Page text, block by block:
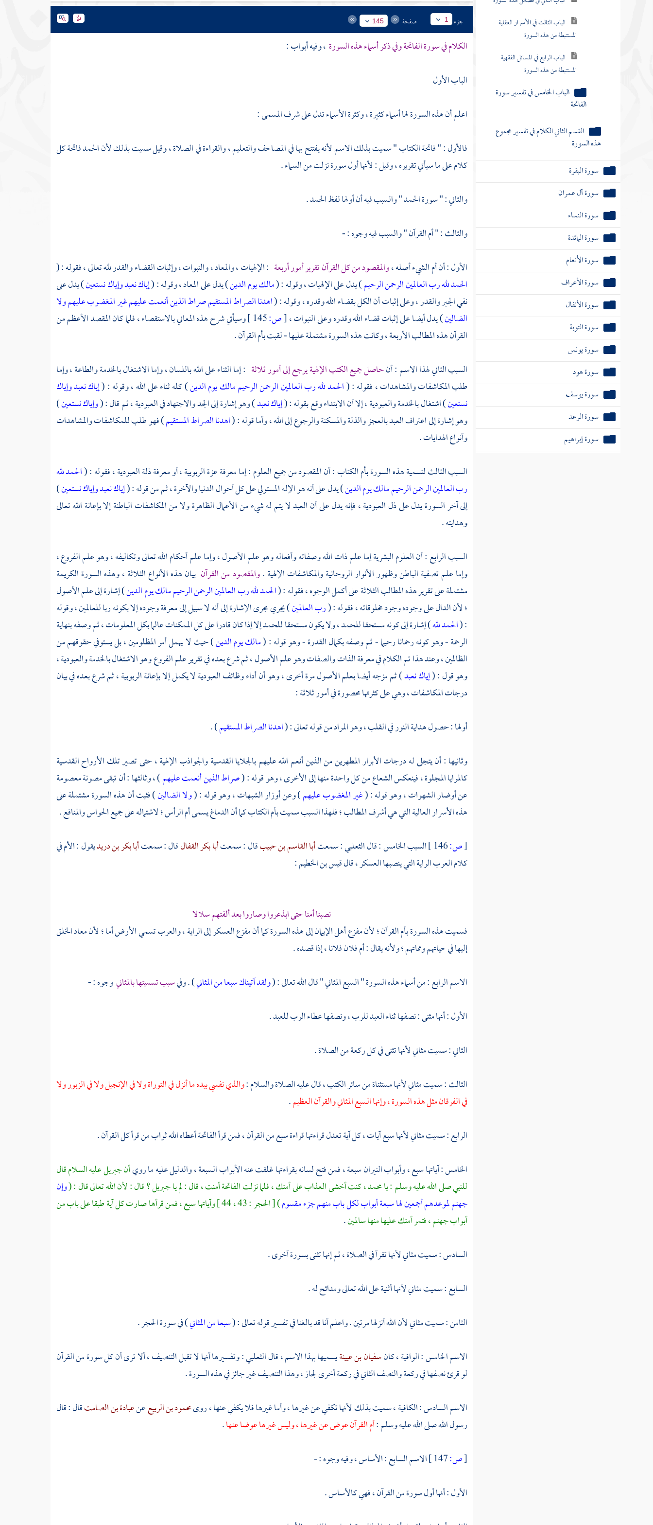
الباب الثالث في الأسرار العقلية
المستنبطة من هذه السورة
الباب الرابع في المسائل الفقهية
المستنبطة من هذه السورة
الباب الخامس في تفسير سورة
الفاتحة
القسم الثاني الكلام في تفسير مجموع
هذه السورة
سورة البقرة
سورة آل عمران
سورة النساء
سورة المائدة
سورة الأنعام
سورة الأعراف
سورة الأنفال
سورة التوبة
سورة يونس
سورة هود
سورة يوسف
سورة الرعد
سورة إبراهيم
جزء 1 صفحة 145
الكلام في سورة الفاتحة وفي ذكر أسماء هذه السورة، وفيه أبواب :
الباب الأول
اعلم أن هذه السورة لها أسماء كثيرة ، وكثرة الأسماء تدل على شرف المسمى :
فالأول : " فاتحة الكتاب " سميت بذلك الاسم لأنه يفتتح بها في المصاحف والتعليم ، والقراءة في الصلاة ، وقيل سميت بذلك لأن الحمد فاتحة كل
كلام على ما سيأتي تقريره ، وقيل : لأنها أول سورة نزلت من السماء .
والثاني : " سورة الحمد " والسبب فيه أن أولها لفظ الحمد .
والثالث : " أم القرآن " والسبب فيه وجوه : -
الأول : أن أم الشيء أصله ،والمقصود من كل القرآن تقرير أمور أربعة : الإلهيات ، والمعاد ، والنبوات ، وإثبات القضاء والقدر لله تعالى ، فقوله : (
الحمد لله رب العالمينالرحمن الرحيم) يدل على الإلهيات ، وقوله : (مالك يوم الدين) يدل على المعاد ، وقوله : (إياك نعبد وإياك نستعين) يدل على
نفي الجبر والقدر ، وعلى إثبات أن الكل بقضاء الله وقدره ، وقوله : (اهدنا الصراط المستقيمصراط الذين أنعمت عليهم غير المغضوب عليهم ولا
الضالين) يدل أيضا على إثبات قضاء الله وقدره وعلى النبوات ،[ص:
وسيأتي شرح هذه المعاني بالاستقصاء ، فلما كان المقصد الأعظم من
القرآن هذه المطالب الأربعة ، وكانت هذه السورة مشتملة عليها - لقبت بأم القرآن .
السبب الثاني لهذا الاسم : أنحاصل جميع الكتب الإلهية يرجع إلى أمور ثلاثة : إما الثناء على الله باللسان ، وإما الاشتغال بالخدمة والطاعة ، وإما
طلب المكاشفات والمشاهدات ، فقوله : (الحمد لله رب العالمينالرحمن الرحيممالك يوم الدين) كله ثناء على الله ، وقوله : (إياك نعبد وإياك
نستعين) اشتغال بالخدمة والعبودية ، إلا أن الابتداء وقع بقوله : (إياك نعبد) وهو إشارة إلى الجد والاجتهاد في العبودية ، ثم قال : (وإياك نستعين)
وهو إشارة إلى اعتراف العبد بالعجز والذلة والمسكنة والرجوع إلى الله ، وأما قوله : (اهدنا الصراط المستقيم) فهو طلب للمكاشفات والمشاهدات
وأنواع الهدايات .
السبب الثالث لتسمية هذه السورة بأم الكتاب : أن المقصود من جميع العلوم : إما معرفة عزة الربوبية ، أو معرفة ذلة العبودية ، فقوله : (الحمد لله
رب العالمينالرحمن الرحيممالك يوم الدين) يدل على أنه هو الإله المستولي على كل أحوال الدنيا والآخرة ، ثم من قوله : (إياك نعبد وإياك نستعين)
إلى آخر السورة يدل على ذل العبودية ، فإنه يدل على أن العبد لا يتم له شيء من الأعمال الظاهرة ولا من المكاشفات الباطنة إلا بإعانة الله تعالى
وهدايته .
السبب الرابع : أن العلوم البشرية إما علم ذات الله وصفاته وأفعاله وهو علم الأصول ، وإما علم أحكام الله تعالى وتكاليفه ، وهو علم الفروع ،
وإما علم تصفية الباطن وظهور الأنوار الروحانية والمكاشفات الإلهية .والمقصود من القرآن بيان هذه الأنواع الثلاثة ، وهذه السورة الكريمة
مشتملة على تقرير هذه المطالب الثلاثة على أكمل الوجوه ، فقوله : (الحمد لله رب العالمينالرحمن الرحيممالك يوم الدين) إشارة إلى علم الأصول
؛ لأن الدال على وجوده وجود مخلوقاته ، فقوله : (رب العالمين) يجري مجرى الإشارة إلى أنه لا سبيل إلى معرفة وجوده إلا بكونه ربا للعالمين ، وقوله
: (الحمد لله) إشارة إلى كونه مستحقا للحمد ، ولا يكون مستحقا للحمد إلا إذا كان قادرا على كل الممكنات عالما بكل المعلومات ، ثم وصفه بنهاية
الرحمة - وهو كونه رحمانا رحيما - ثم وصفه بكمال القدرة - وهو قوله : (مالك يوم الدين) حيث لا يهمل أمر المظلومين ، بل يستوفي حقوقهم من
الظالمين ، وعند هذا تم الكلام في معرفة الذات والصفات وهو علم الأصول ، ثم شرع بعده في تقرير علم الفروع وهو الاشتغال بالخدمة والعبودية ،
وهو قول : (إياك نعبد) ثم مزجه أيضا بعلم الأصول مرة أخرى ، وهو أن أداء وظائف العبودية لا يكمل إلا بإعانة الربوبية ، ثم شرع بعده في بيان
درجات المكاشفات ، وهي على كثرتها محصورة في أمور ثلاثة :
أولها : حصول هداية النور في القلب ، وهو المراد من قوله تعالى : (اهدنا الصراط المستقيم) .
وثانيها : أن يتجلى له درجات الأبرار المطهرين من الذين أنعم الله عليهم بالجلايا القدسية والجواذب الإلهية ، حتى تصير تلك الأرواح القدسية
كالمرايا المجلوة ، فينعكس الشعاع من كل واحدة منها إلى الأخرى ، وهو قوله : (صراط الذين أنعمت عليهم) ، وثالثها : أن تبقى مصونة معصومة
عن أوضار الشهوات ، وهو قوله : (غير المغضوب عليهم) وعن أوزار الشبهات ، وهو قوله : (ولا الضالين) فثبت أن هذه السورة مشتملة على
هذه الأسرار العالية التي هي أشرف المطالب ؛ فلهذا السبب سميت بأم الكتاب كما أن الدماغ يسمى أم الرأس ؛ لاشتماله على جميع الحواس والمنافع .
[ص:146 ] السبب الخامس : قالالثعلبي: سمعتأبا القاسم بن حبيبقال : سمعتأبا بكر القفالقال : سمعتأبا بكر بن دريديقول : الأم في
كلام العرب الراية التي ينصبها العسكر ، قالقيس بن الخطيم:
نصبنا أمنا حتى ابذعروا وصاروا بعد ألفتهم سلالا
فسميت هذه السورة بأم القرآن ؛ لأن مفزع أهل الإيمان إلى هذه السورة كما أن مفزع العسكر إلى الراية ، والعرب تسمي الأرض أما ؛ لأن معاد الخلق
إليها في حياتهم ومماتهم ؛ ولأنه يقال : أم فلان فلانا ، إذا قصده .
الاسم الرابع : من أسماء هذه السورة " السبع المثاني " قال الله تعالى : (ولقد آتيناك سبعا من المثاني) . وفيسبب تسميتها بالمثانيوجوه : -
الأول : أنها مثنى : نصفها ثناء العبد للرب ، ونصفها عطاء الرب للعبد .
الثاني : سميت مثاني لأنها تثنى في كل ركعة من الصلاة .
الثالث : سميت مثاني لأنها مستثناة من سائر الكتب ، قال عليه الصلاة والسلام :والذي نفسي بيده ما أنزل في التوراة ولا في الإنجيل ولا في الزبور ولا
في الفرقان مثل هذه السورة ، وإنها السبع المثاني والقرآن العظيم.
الرابع : سميت مثاني لأنها سبع آيات ، كل آية تعدل قراءتها قراءة سبع من القرآن ، فمن قرأ الفاتحة أعطاه الله ثواب من قرأ كل القرآن .
الخامس : آياتها سبع ، وأبواب النيران سبعة ، فمن فتح لسانه بقراءتها غلقت عنه الأبواب السبعة ، والدليل عليه ما رويأنجبريلعليه السلام قال
للنبي صلى الله عليه وسلم : يامحمد، كنت أخشى العذاب على أمتك ، فلما نزلت الفاتحة أمنت ، قال : لم ياجبريل؟ قال : لأن الله تعالى قال : (وإن
جهنم لموعدهم أجمعينلها سبعة أبواب لكل باب منهم جزء مقسوم
) [ الحجر : 43 ، 44 ] وآياتها سبع ، فمن قرأها صارت كل آية طبقا على باب من
أبواب جهنم ، فتمر أمتك عليها منها سالمين.
السادس : سميت مثاني لأنها تقرأ في الصلاة ، ثم إنها تثنى بسورة أخرى .
السابع : سميت مثاني لأنها أثنية على الله تعالى ومدائح له .
الثامن : سميت مثاني لأن الله أنزلها مرتين . واعلم أنا قد بالغنا في تفسير قوله تعالى : (سبعا من المثاني) في سورة الحجر .
الاسم الخامس : الوافية ، كانسفيان بن عيينةيسميها بهذا الاسم ، قالالثعلبي: وتفسيرها أنها لا تقبل التنصيف ، ألا ترى أن كل سورة من القرآن
لو قرئ نصفها في ركعة والنصف الثاني في ركعة أخرى لجاز ، وهذا التنصيف غير جائز في هذه السورة .
الاسم السادس : الكافية ، سميت بذلك لأنها تكفي عن غيرها ، وأما غيرها فلا يكفي عنها ، روىمحمود بن الربيععنعبادة بن الصامتقال : قال
رسول الله صلى الله عليه وسلم :أم القرآن عوض عن غيرها ، وليس غيرها عوضا عنها.
[ص:
الاسم السابع : الأساس ، وفيه وجوه : -
الأول : أنها أول سورة من القرآن ، فهي كالأساس .